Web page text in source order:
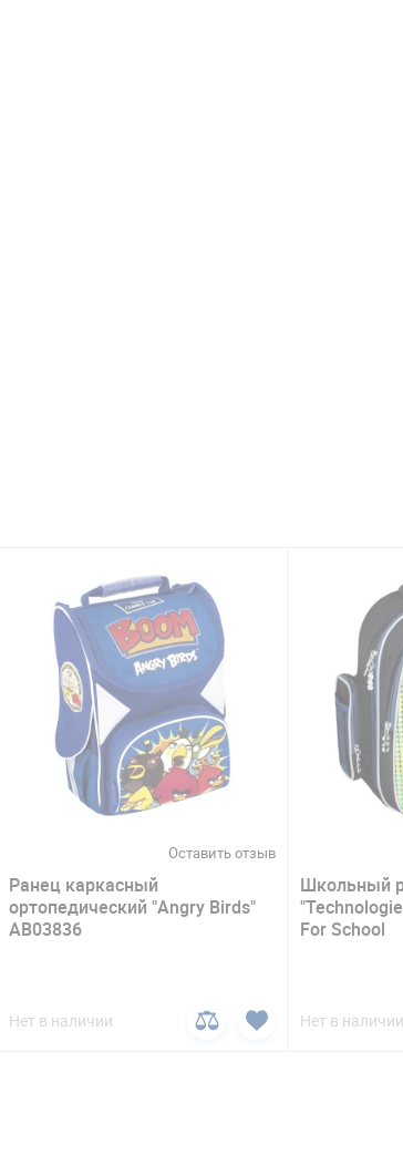
Оставить отзыв
Ранец каркасный
ортопедический "Angry Birds"
АВ03836
Нет в наличии
Школьный
For School
Нет в наличии